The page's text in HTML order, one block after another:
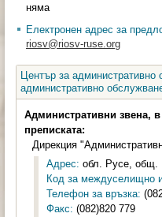
няма
Електронен адрес за
riosv@riosv-ruse.org
Център за административно
административно
Административни звена,
преписката:
Дирекция
Адрес: обл. Русе, общ.
Код за междуселищно
Телефон за връзка:
Факс: (082)820 779